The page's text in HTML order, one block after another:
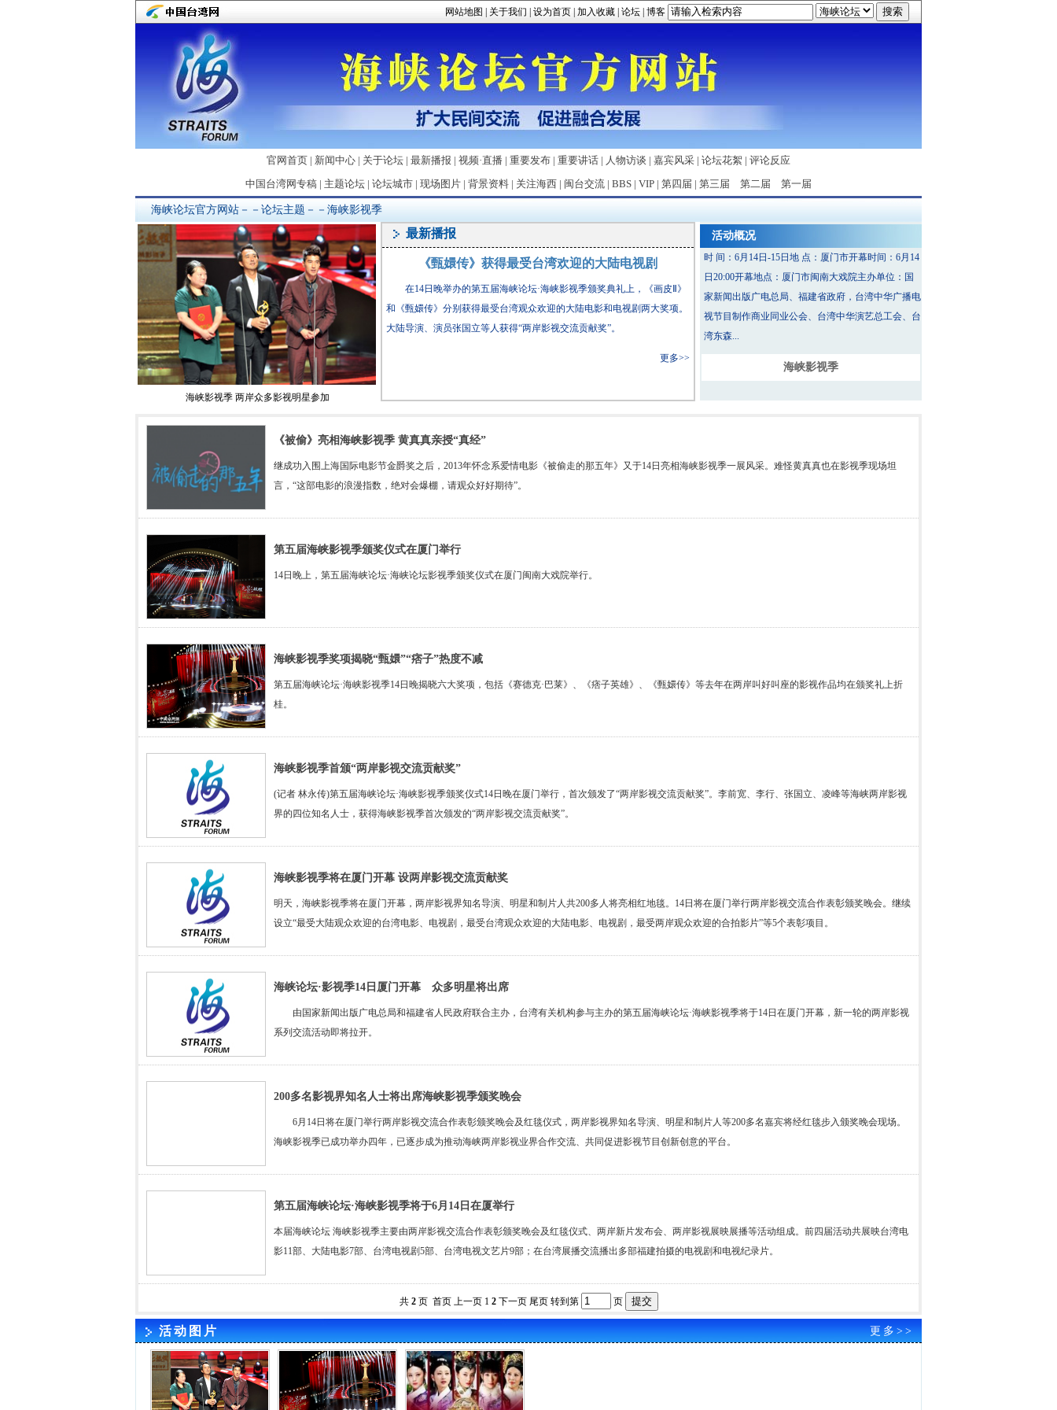
网站地图 关于我们 设为首页 加入收藏 论坛 博客
官网首页 | 新闻中心 | 关于论坛 | 最新播报 | 视频·直播 | 重要发布 | 重要讲话 | 人物访谈 | 嘉宾风采 | 论坛花絮 | 评论反应
中国台湾网专稿 | 主题论坛 | 论坛城市 | 现场图片 | 背景资料 | 关注海西 | 闽台交流 | BBS | VIP | 第四届 | 第三届 第二届 第一届
海峡论坛官方网站－－论坛主题－－ 海峡影视季
海峡影视季 两岸众多影视明星参加
最新播报
《甄嬛传》获得最受台湾欢迎的大陆电视剧
在14日晚举办的第五届海峡论坛·海峡影视季颁奖典礼上，《画皮Ⅱ》
和《甄嬛传》分别获得最受台湾观众欢迎的大陆电影和电视剧两大奖项。
大陆导演、演员张国立等人获得“两岸影视交流贡献奖”。
更多>>
活动概况
时 间：6月14日-15日地 点：厦门市开幕时间：6月14
日20:00开幕地点：厦门市闽南大戏院主办单位：国
家新闻出版广电总局、福建省政府，台湾中华广播电
视节目制作商业同业公会、台湾中华演艺总工会、台
湾东森...
海峡影视季
《被偷》亮相海峡影视季 黄真真亲授“真经”
继成功入围上海国际电影节金爵奖之后，2013年怀念系爱情电影《被偷走的那五年》又于14日亮相海峡影视季一展风采。难怪黄真真也在影视季现场坦
言，“这部电影的浪漫指数，绝对会爆棚，请观众好好期待”。
第五届海峡影视季颁奖仪式在厦门举行
14日晚上，第五届海峡论坛·海峡论坛影视季颁奖仪式在厦门闽南大戏院举行。
海峡影视季奖项揭晓“甄嬛”“痞子”热度不减
第五届海峡论坛·海峡影视季14日晚揭晓六大奖项，包括《赛德克·巴莱》、《痞子英雄》、《甄嬛传》等去年在两岸叫好叫座的影视作品均在颁奖礼上折
桂。
海峡影视季首颁“两岸影视交流贡献奖”
(记者 林永传)第五届海峡论坛·海峡影视季颁奖仪式14日晚在厦门举行，首次颁发了“两岸影视交流贡献奖”。李前宽、李行、张国立、凌峰等海峡两岸影视
界的四位知名人士，获得海峡影视季首次颁发的“两岸影视交流贡献奖”。
海峡影视季将在厦门开幕 设两岸影视交流贡献奖
明天，海峡影视季将在厦门开幕，两岸影视界知名导演、明星和制片人共200多人将亮相红地毯。14日将在厦门举行两岸影视交流合作表彰颁奖晚会。继续
设立“最受大陆观众欢迎的台湾电影、电视剧，最受台湾观众欢迎的大陆电影、电视剧，最受两岸观众欢迎的合拍影片”等5个表彰项目。
海峡论坛·影视季14日厦门开幕 众多明星将出席
由国家新闻出版广电总局和福建省人民政府联合主办，台湾有关机构参与主办的第五届海峡论坛·海峡影视季将于14日在厦门开幕，新一轮的两岸影视
系列交流活动即将拉开。
200多名影视界知名人士将出席海峡影视季颁奖晚会
6月14日将在厦门举行两岸影视交流合作表彰颁奖晚会及红毯仪式，两岸影视界知名导演、明星和制片人等200多名嘉宾将经红毯步入颁奖晚会现场。
海峡影视季已成功举办四年，已逐步成为推动海峡两岸影视业界合作交流、共同促进影视节目创新创意的平台。
第五届海峡论坛·海峡影视季将于6月14日在厦举行
本届海峡论坛 海峡影视季主要由两岸影视交流合作表彰颁奖晚会及红毯仪式、两岸新片发布会、两岸影视展映展播等活动组成。前四届活动共展映台湾电
影11部、大陆电影7部、台湾电视剧5部、台湾电视文艺片9部；在台湾展播交流播出多部福建拍摄的电视剧和电视纪录片。
共 2页 首页 上一页 1 2 下一页 尾页 转到第 页
更多>>
活动图片